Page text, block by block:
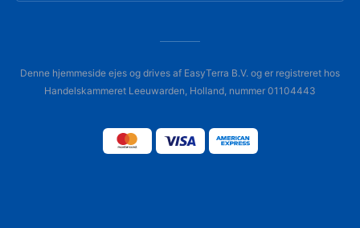
Denne hjemmeside ejes og drives af EasyTerra B.V. og er registreret hos
Handelskammeret Leeuwarden, Holland, nummer 01104443